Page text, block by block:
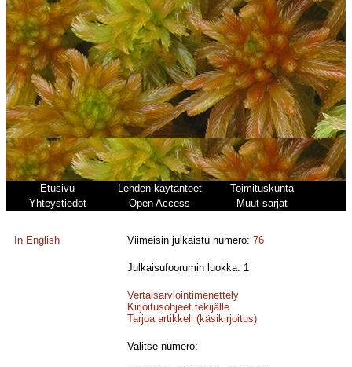
Etusivu Lehden käytänteet
Toimituskunta
Yhteystiedot
Open Access Muut sarjat
In English Viimeisin julkaistu numero:76
Julkaisufoorumin luokka: 1
Vertaisarviointimenettely
Kirjoitusohjeet tekijälle
Tarjoa artikkeli (käsikirjoitus)
Valitse numero: